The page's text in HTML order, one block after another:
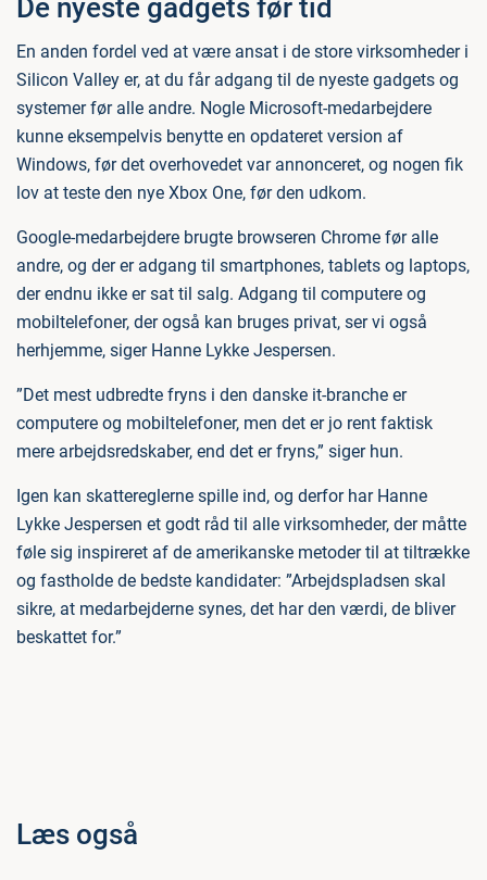
De nyeste gadgets før tid
En anden fordel ved at være ansat i de store virksomheder i
Silicon Valley er, at du får adgang til de nyeste gadgets og
systemer før alle andre. Nogle Microsoft-medarbejdere
kunne eksempelvis benytte en opdateret version af
Windows, før det overhovedet var annonceret, og nogen fik
lov at teste den nye Xbox One, før den udkom.
Google-medarbejdere brugte browseren Chrome før alle
andre, og der er adgang til smartphones, tablets og laptops,
der endnu ikke er sat til salg. Adgang til computere og
mobiltelefoner, der også kan bruges privat, ser vi også
herhjemme, siger Hanne Lykke Jespersen.
”Det mest udbredte fryns i den danske it-branche er
computere og mobiltelefoner, men det er jo rent faktisk
mere arbejdsredskaber, end det er fryns,” siger hun.
Igen kan skattereglerne spille ind, og derfor har Hanne
Lykke Jespersen et godt råd til alle virksomheder, der måtte
føle sig inspireret af de amerikanske metoder til at tiltrække
og fastholde de bedste kandidater: ”Arbejdspladsen skal
sikre, at medarbejderne synes, det har den værdi, de bliver
beskattet for.”
Læs også